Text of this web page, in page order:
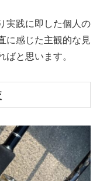
実践に即した個人の
に感じた主観的な見
と思います。